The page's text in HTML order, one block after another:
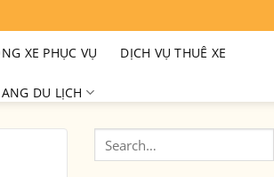
XE PHỤC VỤ DỊCH VỤ THUÊ XE
DU LỊCH